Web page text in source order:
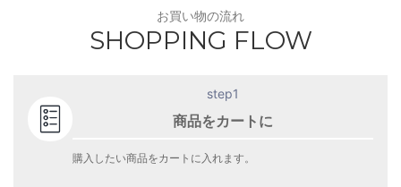
お買い物の流れ
SHOPPING FLOW
step1
商品をカートに
購入したい商品をカートに入れます。